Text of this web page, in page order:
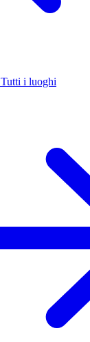
Tutti i luoghi